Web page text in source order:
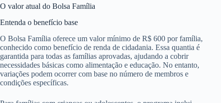
O valor atual do Bolsa Família
Entenda o benefício base
O Bolsa Família oferece um valor mínimo de R$ 600 por família,
conhecido como benefício de renda de cidadania. Essa quantia é
garantida para todas as famílias aprovadas, ajudando a cobrir
necessidades básicas como alimentação e educação. No entanto,
variações podem ocorrer com base no número de membros e
condições específicas.